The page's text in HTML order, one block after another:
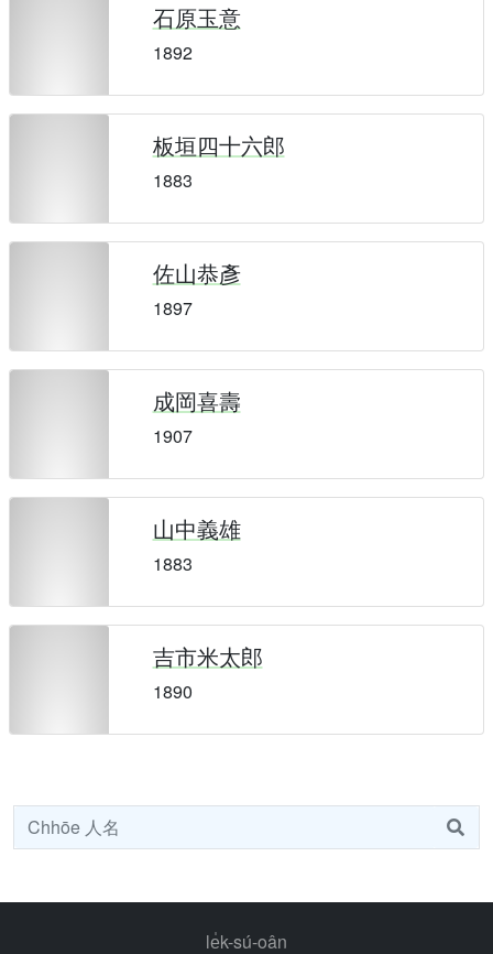
石原玉意
1892
板垣四十六郎
1883
佐山恭彥
1897
成岡喜壽
1907
山中義雄
1883
吉市米太郎
1890
le̍k-sú-oân